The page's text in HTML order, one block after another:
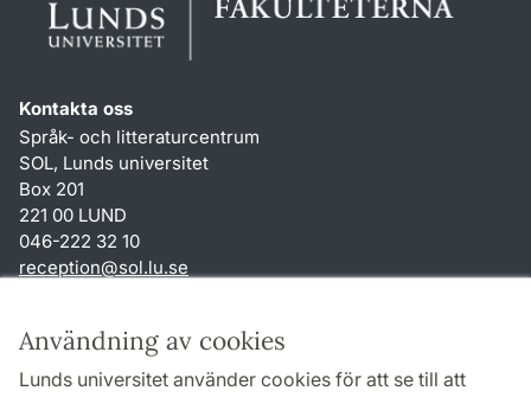
Användning av cookies
Lunds universitet använder cookies för att se till att
Kontakta oss
Språk- och litteraturcentrum
SOL, Lunds universitet
Box 201
221 00 LUND
046-222 32 10
reception@sol.lu.se
Genvägar
Om webbplatsen och cookies